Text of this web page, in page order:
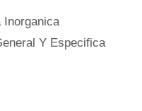
Inorganica
Y Especifica